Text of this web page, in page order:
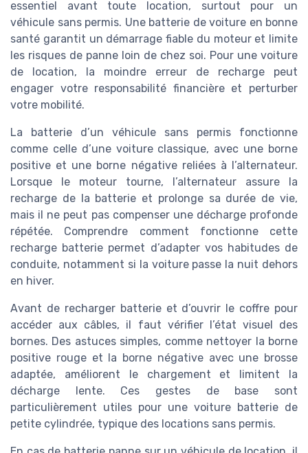
essentiel avant toute location, surtout pour un
véhicule sans permis. Une batterie de voiture en bonne
santé garantit un démarrage fiable du moteur et limite
les risques de panne loin de chez soi. Pour une voiture
de location, la moindre erreur de recharge peut
engager votre responsabilité financière et perturber
votre mobilité.
La batterie d’un véhicule sans permis fonctionne
comme celle d’une voiture classique, avec une borne
positive et une borne négative reliées à l’alternateur.
Lorsque le moteur tourne, l’alternateur assure la
recharge de la batterie et prolonge sa durée de vie,
mais il ne peut pas compenser une décharge profonde
répétée. Comprendre comment fonctionne cette
recharge batterie permet d’adapter vos habitudes de
conduite, notamment si la voiture passe la nuit dehors
en hiver.
Avant de recharger batterie et d’ouvrir le coffre pour
accéder aux câbles, il faut vérifier l’état visuel des
bornes. Des astuces simples, comme nettoyer la borne
positive rouge et la borne négative avec une brosse
adaptée, améliorent le chargement et limitent la
décharge lente. Ces gestes de base sont
particulièrement utiles pour une voiture batterie de
petite cylindrée, typique des locations sans permis.